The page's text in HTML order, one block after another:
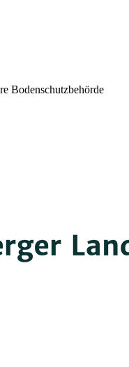
Bodenschutzbehörde